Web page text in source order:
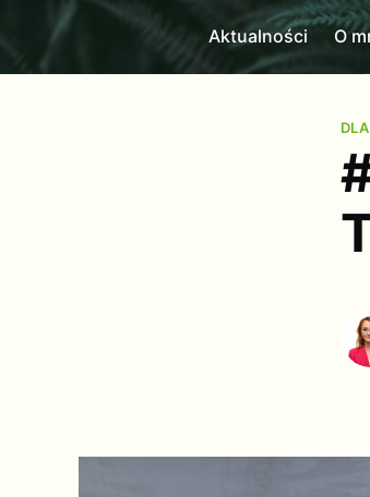
Aktualności O